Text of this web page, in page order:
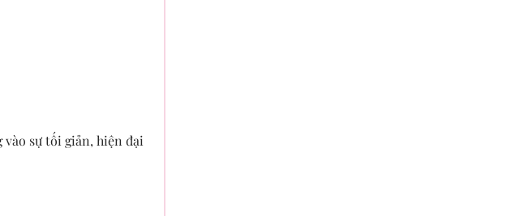
sự tối giản, hiện đại